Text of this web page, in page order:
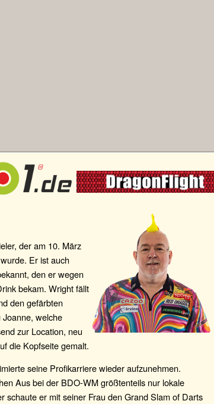
der am 10. März
Er ist auch
den er wegen
bekam. Wright fällt
den gefärbten
Joanne, welche
zur Location, neu
die Kopfseite gemalt.
seine Profikarriere wieder aufzunehmen.
Aus bei der BDO-WM größtenteils nur lokale
schaute er mit seiner Frau den Grand Slam of Darts